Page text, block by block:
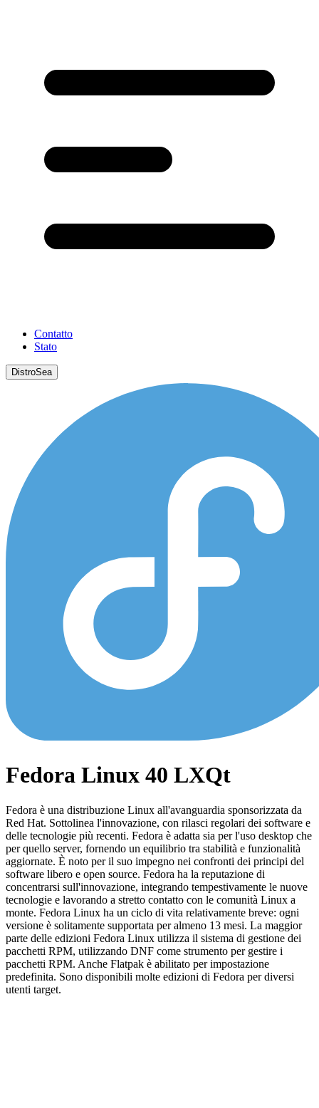
Contatto
Stato
DistroSea
Fedora Linux 40 LXQt
Fedora è una distribuzione Linux all'avanguardia sponsorizzata da
Red Hat. Sottolinea l'innovazione, con rilasci regolari dei software e
delle tecnologie più recenti. Fedora è adatta sia per l'uso desktop che
per quello server, fornendo un equilibrio tra stabilità e funzionalità
aggiornate. È noto per il suo impegno nei confronti dei principi del
software libero e open source. Fedora ha la reputazione di
concentrarsi sull'innovazione, integrando tempestivamente le nuove
tecnologie e lavorando a stretto contatto con le comunità Linux a
monte. Fedora Linux ha un ciclo di vita relativamente breve: ogni
versione è solitamente supportata per almeno 13 mesi. La maggior
parte delle edizioni Fedora Linux utilizza il sistema di gestione dei
pacchetti RPM, utilizzando DNF come strumento per gestire i
pacchetti RPM. Anche Flatpak è abilitato per impostazione
predefinita. Sono disponibili molte edizioni di Fedora per diversi
utenti target.